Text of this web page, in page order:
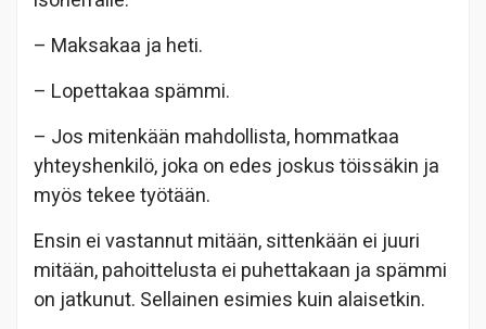
– Maksakaa ja heti.
– Lopettakaa spämmi.
– Jos mitenkään mahdollista, hommatkaa
yhteyshenkilö, joka on edes joskus töissäkin ja
myös tekee työtään.
Ensin ei vastannut mitään, sittenkään ei juuri
mitään, pahoittelusta ei puhettakaan ja spämmi
on jatkunut. Sellainen esimies kuin alaisetkin.